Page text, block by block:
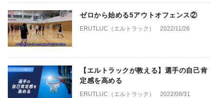
ゼロから始める5アウトオフェンス②
ERUTLUC（エルトラック） 2022/11/26
【エルトラックが教える】選手の自己肯
定感を高める
ERUTLUC（エルトラック） 2022/08/31